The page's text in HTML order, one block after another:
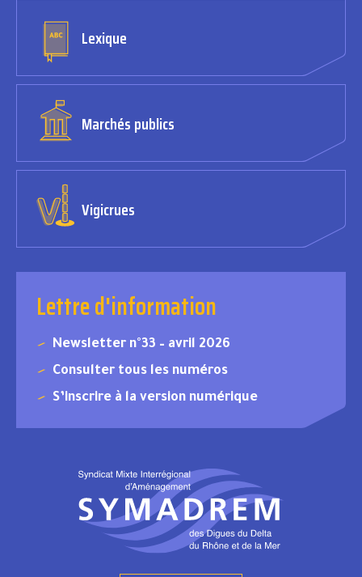
Lexique
Marchés publics
Vigicrues
Lettre d'information
Newsletter n°33 – avril 2026
Consulter tous les numéros
S’inscrire à la version numérique